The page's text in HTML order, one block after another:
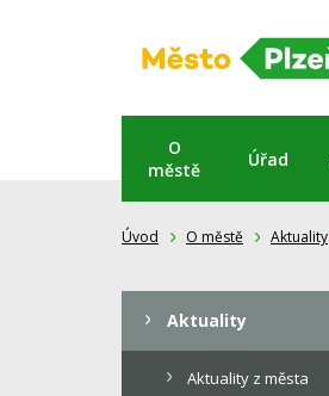
O
městě
Úřad
Úvod O městě Aktuality
Aktuality
Aktuality z města